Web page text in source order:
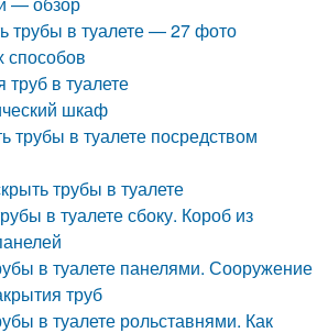
трубы в туалете — 27 фото
способов
труб в туалете
шкаф
трубы в туалете посредством
трубы в туалете
в туалете сбоку. Короб из
в туалете панелями. Сооружение
труб
в туалете рольставнями. Как